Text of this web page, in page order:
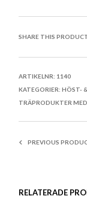
SHARE THIS
ARTIKELNR: 1140
KATEGORIER:HÖST-
TRÄPRODUKTER
PREVIOUS
RELATERADE